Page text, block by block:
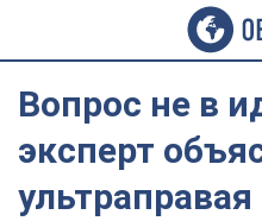
Вопрос не в
эксперт